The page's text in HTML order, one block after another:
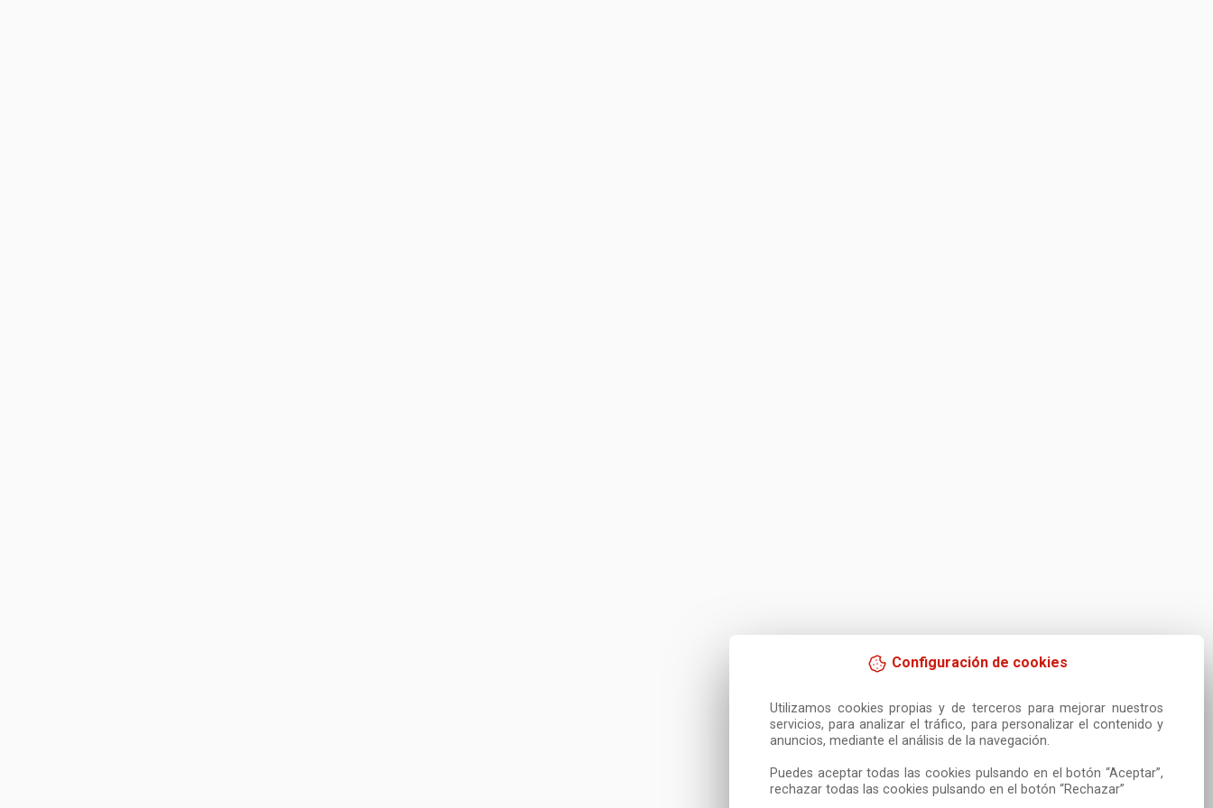
Configuración de cookies
Utilizamos cookies propias y de terceros para mejorar nuestros
servicios, para analizar el tráfico, para personalizar el contenido y
anuncios, mediante el análisis de la navegación.
Puedes aceptar todas las cookies pulsando en el botón “Aceptar”,
rechazar todas las cookies pulsando en el botón “Rechazar”